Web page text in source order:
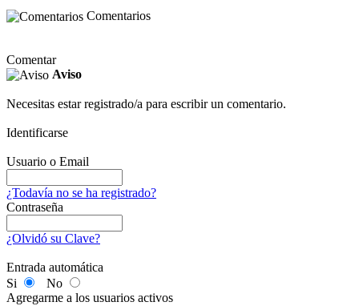
Comentarios
Comentar
Aviso
Necesitas estar registrado/a para escribir un comentario.
Identificarse
Usuario o Email
¿Todavía no se ha registrado?
Contraseña
¿Olvidó su Clave?
Entrada automática
Si
No
Agregarme a los usuarios activos